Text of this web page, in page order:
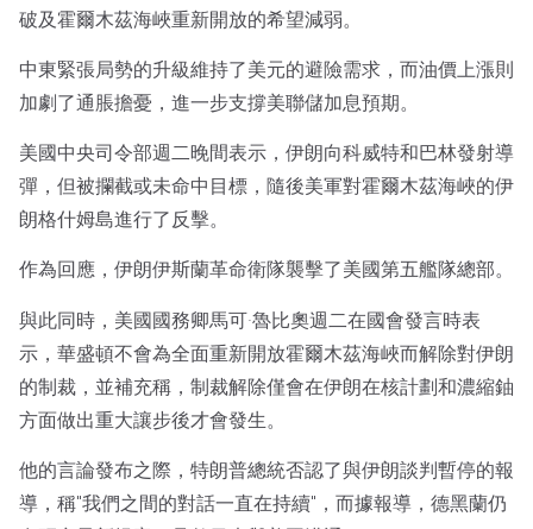
破及霍爾木茲海峽重新開放的希望減弱。
中東緊張局勢的升級維持了美元的避險需求，而油價上漲則
加劇了通脹擔憂，進一步支撐美聯儲加息預期。
美國中央司令部週二晚間表示，伊朗向科威特和巴林發射導
彈，但被攔截或未命中目標，隨後美軍對霍爾木茲海峽的伊
朗格什姆島進行了反擊。
作為回應，伊朗伊斯蘭革命衛隊襲擊了美國第五艦隊總部。
與此同時，美國國務卿馬可·魯比奧週二在國會發言時表
示，華盛頓不會為全面重新開放霍爾木茲海峽而解除對伊朗
的制裁，並補充稱，制裁解除僅會在伊朗在核計劃和濃縮鈾
方面做出重大讓步後才會發生。
他的言論發布之際，特朗普總統否認了與伊朗談判暫停的報
導，稱"我們之間的對話一直在持續"，而據報導，德黑蘭仍